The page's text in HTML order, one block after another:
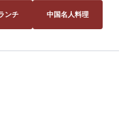
ンチ 中国名人料理